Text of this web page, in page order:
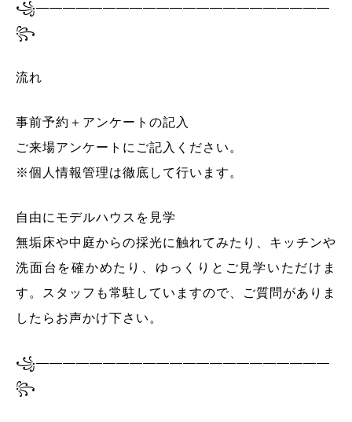
꧁——————————————————————
꧂
流れ
事前予約＋アンケートの記入
ご来場アンケートにご記入ください。
※個人情報管理は徹底して行います。
自由にモデルハウスを見学
無垢床や中庭からの採光に触れてみたり、キッチンや
洗面台を確かめたり、ゆっくりとご見学いただけま
す。スタッフも常駐していますので、ご質問がありま
したらお声かけ下さい。
꧁——————————————————————
꧂